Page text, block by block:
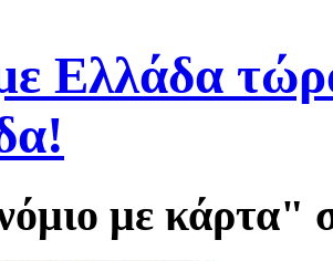
Ελλάδα
με κάρτα"